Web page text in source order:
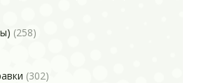
(258)
(302)